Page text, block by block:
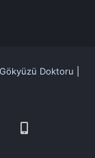
Gökyüzü Doktoru